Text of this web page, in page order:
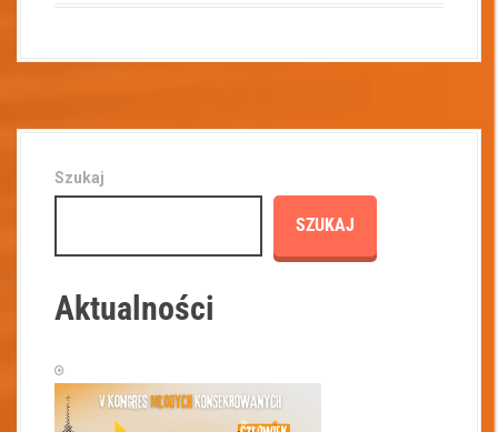
Szukaj
SZUKAJ
Aktualności